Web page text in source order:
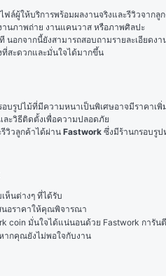
ล์ผู้ให้บริการพร้อมผลงานจริงและรีวิวจา
นภาพถ่าย งานแคนวาส หรือภาพศิลปะ
อกจากนี้ยังสามารถสอบถามรายละเอียด
ที่สะดวกและมั่นใจได้มากขึ้น
ปไม้ที่มีความหนาเป็นพิเศษอาจมีราคาเ
ะวิธีติดตั้งเพื่อความปลอดภัย
วิวลูกค้าได้ผ่าน Fastwork ซึ่งมีร้านกรอบรูป
ห็นต่างๆ ที่ได้รับ
นอราคาให้คุณพิจารณา
coin มั่นใจได้แน่นอนด้วย Fastwork การันตี
ากคุณยังไม่พอใจกับงาน